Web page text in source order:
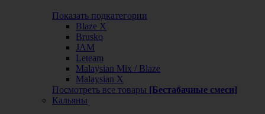
Показать подкатегории
Blaze X
Brusko
JAM
Leteam
Malaysian Mix / Blaze
Malaysian X
Посмотреть все товары [Бестабачные смеси]
Кальяны